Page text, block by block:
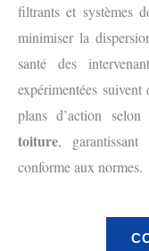
filtrants et systèmes
minimiser la
santé des
expérimentées
plans d’action
toiture,
conforme aux normes.